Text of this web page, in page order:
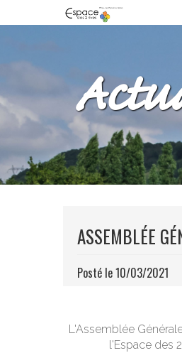
ASSEMBLÉE
Posté le 10/03/2021
L'Assemblée
l'Espace des